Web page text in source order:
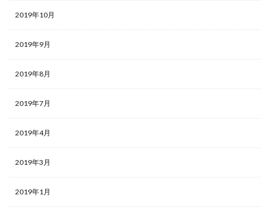
2019年10月
2019年9月
2019年8月
2019年7月
2019年4月
2019年3月
2019年1月